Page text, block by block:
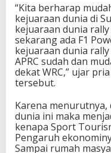
“Kita berharap
kejuaraan dunia di
kejuaraan dunia
sekarang ada F1
kejuaraan dunia
APRC sudah dan
dekat WRC,” ujar
tersebut.
Karena
dunia ini maka
kenapa Sport
Pengaruh
Sampai rumah